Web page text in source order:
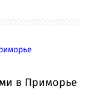
в Приморье